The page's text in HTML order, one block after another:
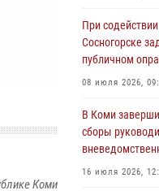
Коми
Республике
«Орленок»
31 июля 2026,
отработали
30 июля 2026,
При
Сосногорске
публичном
08 июля 2026,
В Коми
сборы
16 июля 2026,